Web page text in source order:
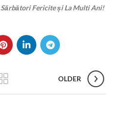
Sărbători Fericite și La Multi Ani!
OLDER